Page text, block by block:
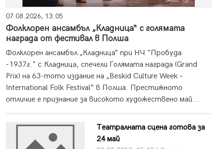
07.08.2026, 13:05
Фолклорен ансамбъл „Кладница“ с голямата
награда от фестивал в Полша
Фолклорен ансамбъл „Кладница“ при НЧ "Пробуда
-1937г." с.Кладница, спечели Голямата награда (Grand
Prix) на 63-тото издание на „Beskid Culture Week –
International Folk Festival“ в Полша. Престижното
отличие е признание за високото художествено май...
Театралната сцена готова за
24 май